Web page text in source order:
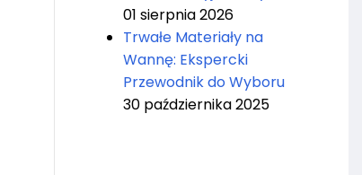
01 sierpnia 2026
Trwałe Materiały na
Wannę: Ekspercki
Przewodnik do Wyboru
30 października 2025